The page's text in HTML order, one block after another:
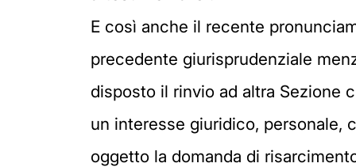
E così anche il recente
precedente giurisprudenziale
disposto il rinvio ad altra Sezione
un interesse giuridico, personale,
oggetto la domanda di